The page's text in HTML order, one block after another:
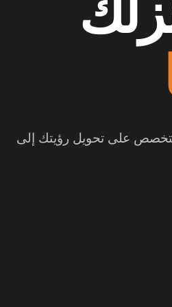
تتحول المساحة إلى تجربة